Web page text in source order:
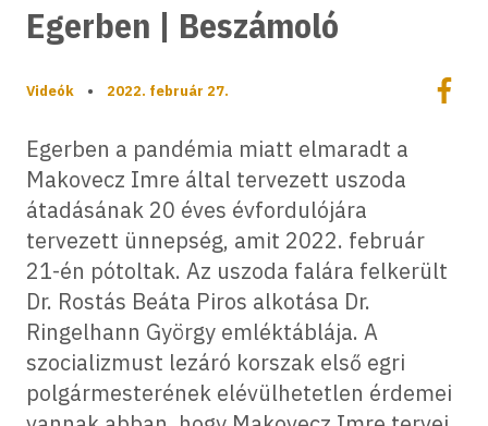
Egerben | Beszámoló
Videók • 2022. február 27.
Egerben a pandémia miatt elmaradt a
Makovecz Imre által tervezett uszoda
átadásának 20 éves évfordulójára
tervezett ünnepség, amit 2022. február
21-én pótoltak. Az uszoda falára felkerült
Dr. Rostás Beáta Piros alkotása Dr.
Ringelhann György emléktáblája. A
szocializmust lezáró korszak első egri
polgármesterének elévülhetetlen érdemei